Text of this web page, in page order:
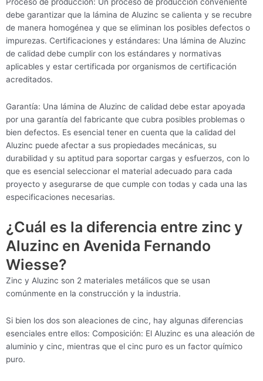
Proceso de producción: Un proceso de producción conveniente
debe garantizar que la lámina de Aluzinc se calienta y se recubre
de manera homogénea y que se eliminan los posibles defectos o
impurezas. Certificaciones y estándares: Una lámina de Aluzinc
de calidad debe cumplir con los estándares y normativas
aplicables y estar certificada por organismos de certificación
acreditados.
Garantía: Una lámina de Aluzinc de calidad debe estar apoyada
por una garantía del fabricante que cubra posibles problemas o
bien defectos. Es esencial tener en cuenta que la calidad del
Aluzinc puede afectar a sus propiedades mecánicas, su
durabilidad y su aptitud para soportar cargas y esfuerzos, con lo
que es esencial seleccionar el material adecuado para cada
proyecto y asegurarse de que cumple con todas y cada una las
especificaciones necesarias.
¿Cuál es la diferencia entre zinc y
Aluzinc en Avenida Fernando
Wiesse?
Zinc y Aluzinc son 2 materiales metálicos que se usan
comúnmente en la construcción y la industria.
Si bien los dos son aleaciones de cinc, hay algunas diferencias
esenciales entre ellos: Composición: El Aluzinc es una aleación de
aluminio y cinc, mientras que el cinc puro es un factor químico
puro.